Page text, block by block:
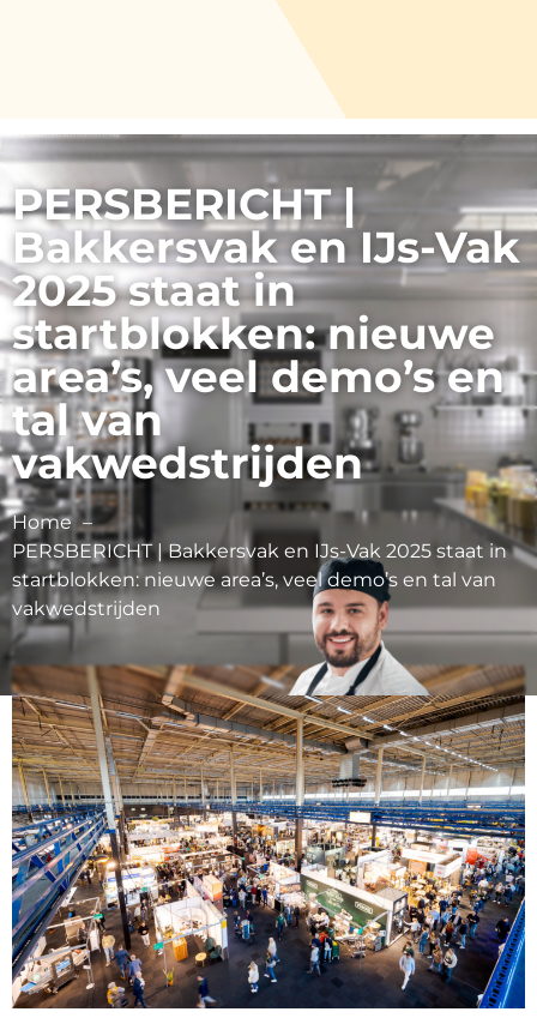
PERSBERICHT |
Bakkersvak en IJs-Vak
2025 staat in
startblokken: nieuwe
area’s, veel demo’s en
tal van
vakwedstrijden
Home
PERSBERICHT | Bakkersvak en IJs-Vak 2025 staat in
startblokken: nieuwe area’s, veel demo’s en tal van
vakwedstrijden